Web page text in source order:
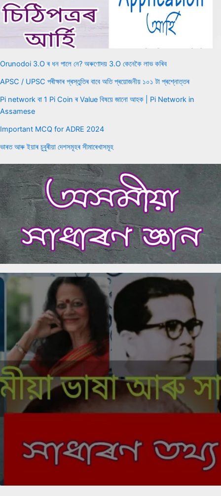
Orunodoi 3.O ৰ ধন পালে নে? অৰুণোদয় 3.O কেনেকৈ লাভ কৰিব
APSC / UPSC পৰীক্ষাৰ প্ৰস্তুতিৰ বাবে অতি প্ৰয়োজনীয় ১০১ টা প্ৰশ্নোত্তৰ
Pi network বা 1 Pi Coin ৰ Value বিষয়ে জানো আহক | Pi Network in
Assamese
Important MCQ for ADRE 2024
ভাৰত আৰু ইয়াৰ চুবুৰীয়া দেশসমূহৰ সীমাৰেখাসমূহ